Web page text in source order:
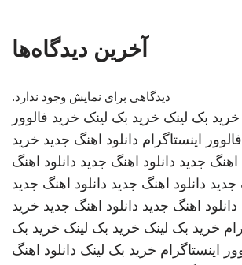
آخرین دیدگاه‌ها
دیدگاهی برای نمایش وجود ندارد.
خرید بک لینک خرید بک لینک خرید فالوور
اینستاگرام دانلود اهنگ جدید خرید
اهنگ جدید دانلود اهنگ جدید دانلود اهنگ
جدید دانلود اهنگ جدید دانلود اهنگ جدید
دانلود اهنگ جدید دانلود اهنگ جدید خرید
خرید بک لینک خرید بک لینک خرید بک
اینستاگرام خرید بک لینک دانلود اهنگ